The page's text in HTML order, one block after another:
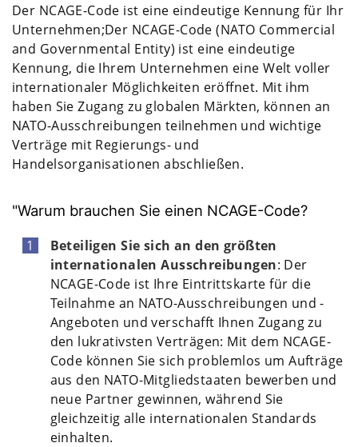
Der NCAGE-Code ist eine eindeutige Kennung für Ihr
Unternehmen;Der NCAGE-Code (NATO Commercial
and Governmental Entity) ist eine eindeutige
Kennung, die Ihrem Unternehmen eine Welt voller
internationaler Möglichkeiten eröffnet. Mit ihm
haben Sie Zugang zu globalen Märkten, können an
NATO-Ausschreibungen teilnehmen und wichtige
Verträge mit Regierungs- und
Handelsorganisationen abschließen.
"Warum brauchen Sie einen NCAGE-Code?
Beteiligen Sie sich an den größten
internationalen Ausschreibungen: Der
NCAGE-Code ist Ihre Eintrittskarte für die
Teilnahme an NATO-Ausschreibungen und -
Angeboten und verschafft Ihnen Zugang zu
den lukrativsten Verträgen: Mit dem NCAGE-
Code können Sie sich problemlos um Aufträge
aus den NATO-Mitgliedstaaten bewerben und
neue Partner gewinnen, während Sie
gleichzeitig alle internationalen Standards
einhalten.